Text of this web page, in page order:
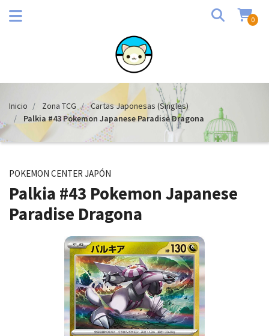
0
Inicio Zona TCG
Cartas Japonesas (Singles)
Palkia #43 Pokemon Japanese Paradise Dragona
POKEMON CENTER JAPÓN
Palkia #43 Pokemon Japanese
Paradise Dragona